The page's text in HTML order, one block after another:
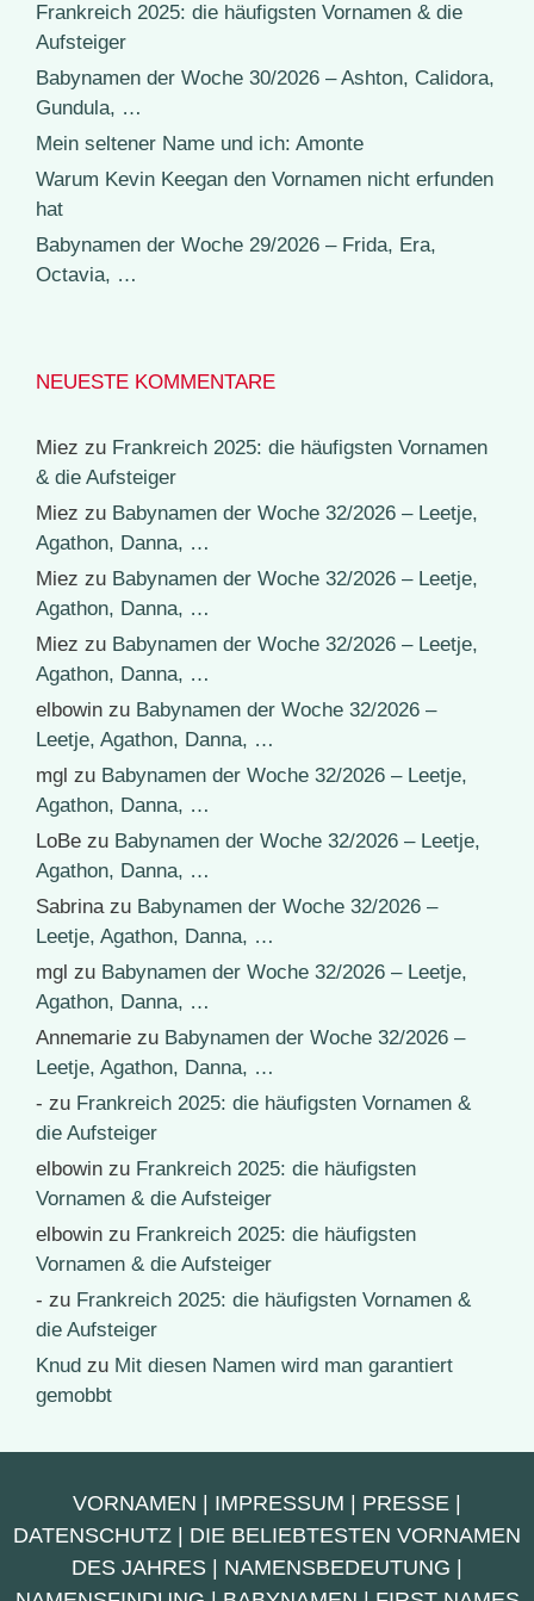
Frankreich 2025: die häufigsten Vornamen & die
Aufsteiger
Babynamen der Woche 30/2026 – Ashton, Calidora,
Gundula, …
Mein seltener Name und ich: Amonte
Warum Kevin Keegan den Vornamen nicht erfunden
hat
Babynamen der Woche 29/2026 – Frida, Era,
Octavia, …
NEUESTE KOMMENTARE
Miez zu Frankreich 2025: die häufigsten Vornamen
& die Aufsteiger
Miez zu Babynamen der Woche 32/2026 – Leetje,
Agathon, Danna, …
Miez zu Babynamen der Woche 32/2026 – Leetje,
Agathon, Danna, …
Miez zu Babynamen der Woche 32/2026 – Leetje,
Agathon, Danna, …
elbowin zu Babynamen der Woche 32/2026 –
Leetje, Agathon, Danna, …
mgl zu Babynamen der Woche 32/2026 – Leetje,
Agathon, Danna, …
LoBe zu Babynamen der Woche 32/2026 – Leetje,
Agathon, Danna, …
Sabrinazu Babynamen der Woche 32/2026 –
Leetje, Agathon, Danna, …
mgl zu Babynamen der Woche 32/2026 – Leetje,
Agathon, Danna, …
Annemarie zu Babynamen der Woche 32/2026 –
Leetje, Agathon, Danna, …
- zu Frankreich 2025: die häufigsten Vornamen &
die Aufsteiger
elbowin zu Frankreich 2025: die häufigsten
Vornamen & die Aufsteiger
elbowin zu Frankreich 2025: die häufigsten
Vornamen & die Aufsteiger
- zu Frankreich 2025: die häufigsten Vornamen &
die Aufsteiger
Knud zu Mit diesen Namen wird man garantiert
gemobbt
VORNAMEN IMPRESSUM PRESSE
DATENSCHUTZ
DIE BELIEBTESTEN VORNAMEN
DES JAHRES
NAMENSBEDEUTUNG